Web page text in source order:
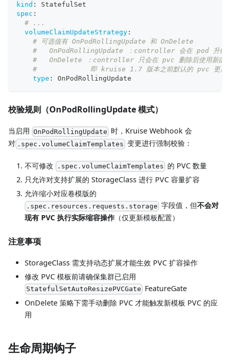
kind :
StatefulSet
spec :
# ...
volumeClaimUpdateStrategy :
# 可选值有 OnPodRollingUpdate 和 OnDelete
#   OnPodRollingUpdate ：controller 会在 pod 升级过
#   OnDelete ：controller 只会在 pvc 删除后使用新
#             即 kruise 1.7 版本之前默认的 pvc 更新
type : OnPodRollingUpdate
校验规则（OnPodRollingUpdate 模式）
当启用 OnPodRollingUpdate 时，Kruise Webhook 会
对 .spec.volumeClaimTemplates 变更进行强制校验：
不可修改 .spec.volumeClaimTemplates 的 PVC 数量
只允许对支持扩展的 StorageClass 进行 PVC 容量扩容
允许缩小对应卷模版的
.spec.resources.requests.storage 字段值，但不会对
现有 PVC 执行实际缩容操作（仅更新模板配置）
注意事项
StorageClass 需支持动态扩展才能生效 PVC 扩容操作
修改 PVC 模板前请确保集群已启用
StatefulSetAutoResizePVCGate FeatureGate
OnDelete 策略下需手动删除 PVC 才能触发新模板 PVC 的应
用
生命周期钩子